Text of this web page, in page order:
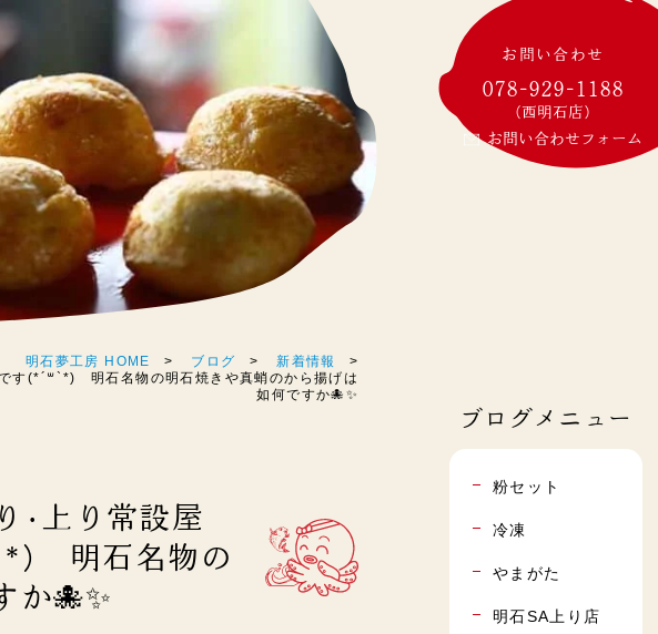
明石夢工房 HOME ブログ
新着情報
す(*´꒳`*) 明石名物の明石焼きや真蛸のから揚げは
如何ですか🐙✨
･上り常設屋
明石名物の
か🐙✨
お問い合わせ
078-929-1188
(西明石店)
お問い合わせフォーム
ブログメニュー
粉セット
冷凍
やまがた
明石SA上り店